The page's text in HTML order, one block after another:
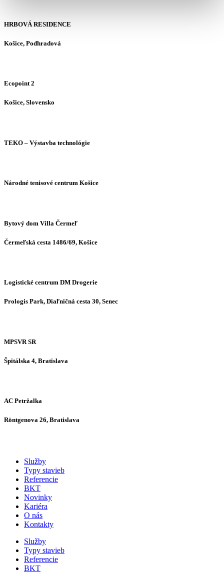
HRBOVÁ RESIDENCE
Košice, Podhradová
Ecopoint 2
Košice, Slovensko
TEKO – Výstavba technológie
Národné tenisové centrum Košice
Bytový dom Villa Čermeľ
Čermeľská cesta 1486/69, Košice
Logistické centrum DM Drogerie
Prologis Park, Diaľničná cesta 30, Senec
MPSVR SR
Špitálska 4, Bratislava
AC Petržalka
Röntgenova 26, Bratislava
Služby
Typy stavieb
Referencie
BKT
Novinky
Kariéra
O nás
Kontakty
Služby
Typy stavieb
Referencie
BKT